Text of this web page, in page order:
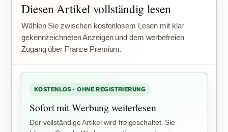
Diesen Artikel vollständig lesen
Wählen Sie zwischen kostenlosem Lesen mit klar
gekennzeichneten Anzeigen und dem werbefreien
Zugang über France Premium.
KOSTENLOS · OHNE REGISTRIERUNG
Sofort mit Werbung weiterlesen
Der vollständige Artikel wird freigeschaltet. Sie